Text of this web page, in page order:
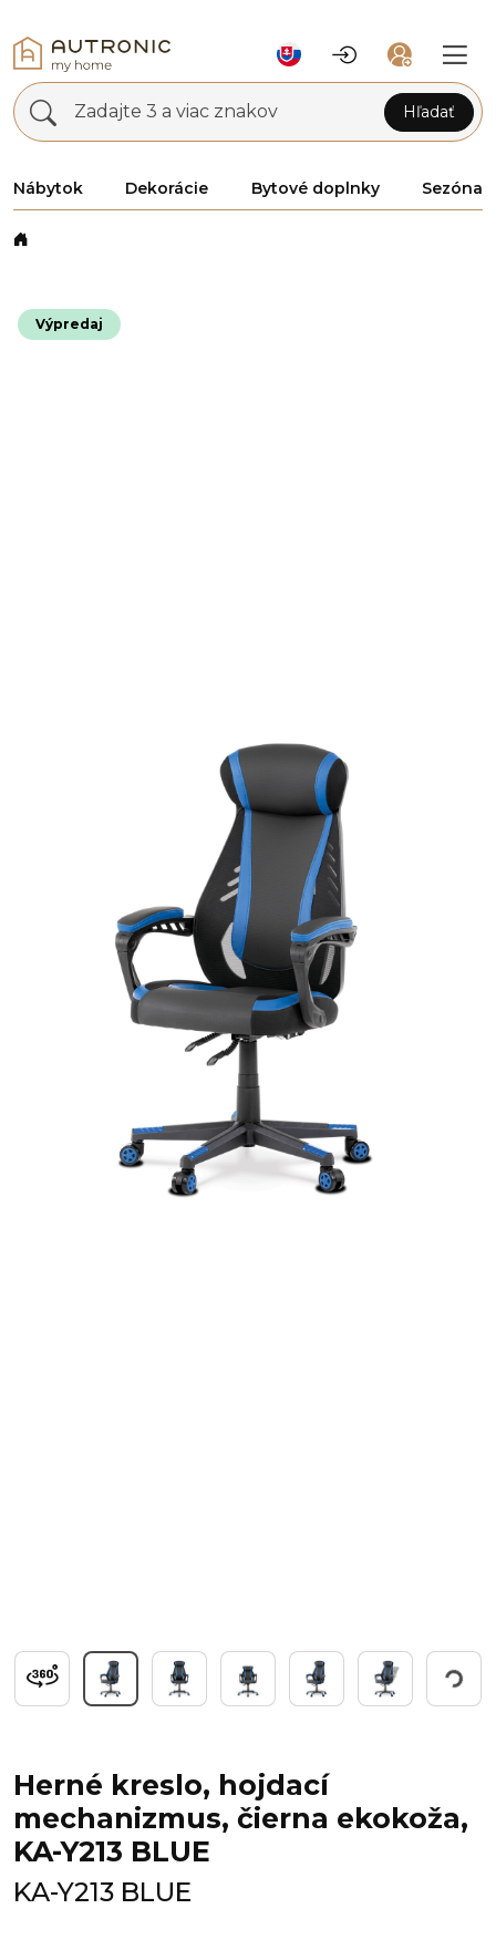
Zadajte 3 a viac znakov Hľadať
Nábytok Dekorácie Bytové doplnky Sezóna
Working...
Výpredaj
Herné kreslo, hojdací
mechanizmus, čierna ekokoža,
KA-Y213 BLUE
KA-Y213 BLUE